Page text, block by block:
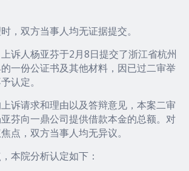
，双方当事人均无证据提交。
诉人杨亚芬于2月8日提交了浙江省杭州
一份公证书及其他材料，因已过二审举
认定。
诉请求和理由以及答辩意见，本案二审
芬向一鼎公司提供借款本金的总额。对
点，双方当事人均无异议。
本院分析认定如下：